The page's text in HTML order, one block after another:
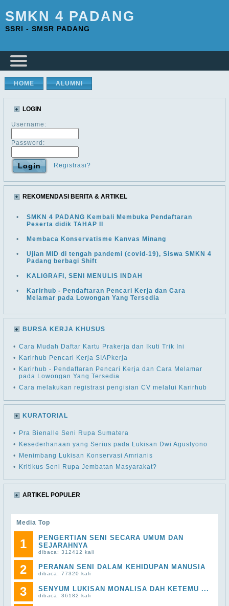
SMKN 4 PADANG
SSRI - SMSR PADANG
HOME ALUMNI
LOGIN
Username:
Password:
Registrasi?
REKOMENDASI BERITA & ARTIKEL
•
SMKN 4 PADANG Kembali Membuka Pendaftaran
Peserta didik TAHAP II
• Membaca Konservatisme Kanvas Minang
•
Ujian MID di tengah pandemi (covid-19), Siswa SMKN 4
Padang berbagi Shift
• KALIGRAFI, SENI MENULIS INDAH
•
Karirhub - Pendaftaran Pencari Kerja dan Cara
Melamar pada Lowongan Yang Tersedia
BURSA KERJA KHUSUS
• Cara Mudah Daftar Kartu Prakerja dan Ikuti Trik Ini
•
Karirhub Pencari Kerja SIAPkerja
•
Karirhub - Pendaftaran Pencari Kerja dan Cara Melamar
pada Lowongan Yang Tersedia
• Cara melakukan registrasi pengisian CV melalui Karirhub
KURATORIAL
•
Pra Bienalle Seni Rupa Sumatera
•
Kesederhanaan yang Serius pada Lukisan Dwi Agustyono
•
Menimbang Lukisan Konservasi Amrianis
•
Kritikus Seni Rupa Jembatan Masyarakat?
ARTIKEL POPULER
Media Top
1
PENGERTIAN SENI SECARA UMUM DAN
SEJARAHNYA
dibaca: 312412 kali
2 PERANAN SENI DALAM KEHIDUPAN MANUSIA
dibaca: 77320 kali
3 SENYUM LUKISAN MONALISA DAH KETEMU ...
dibaca: 36182 kali